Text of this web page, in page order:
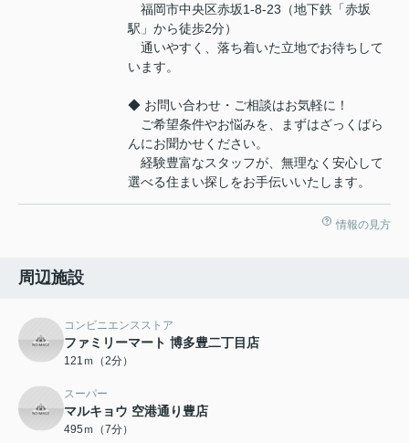
福岡市中央区赤坂1-8-23（地下鉄「赤坂
駅」から徒歩2分）
通いやすく、落ち着いた立地でお待ちして
います。
◆ お問い合わせ・ご相談はお気軽に！
ご希望条件やお悩みを、まずはざっくばら
んにお聞かせください。
経験豊富なスタッフが、無理なく安心して
選べる住まい探しをお手伝いいたします。
情報の見方
周辺施設
コンビニエンスストア
ファミリーマート 博多豊二丁目店
121ｍ（2分）
スーパー
マルキョウ 空港通り豊店
495ｍ（7分）